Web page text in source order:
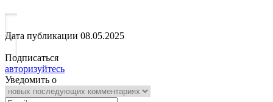
Дата публикации 08.05.2025
Подписаться
авторизуйтесь
Уведомить о